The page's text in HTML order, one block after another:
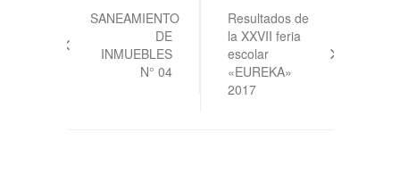
de
entradas
SANEAMIENTO
DE
INMUEBLES
N° 04
Resultados de
la XXVII feria
escolar
«EUREKA»
2017